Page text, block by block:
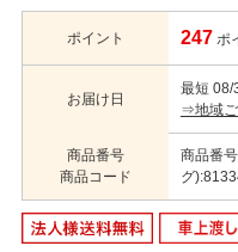
ポイント 247 ポ
お届け日
最短 08/
⇒地域ご
商品番号
商品コード
商品番
グ